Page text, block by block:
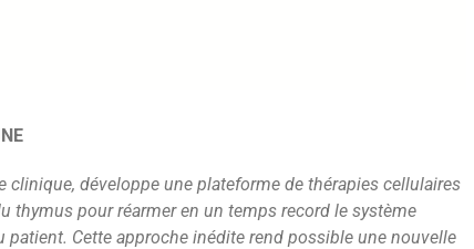
développe une plateforme de thérapies cellulaires
thymus pour réarmer en un temps record le système
Cette approche inédite rend possible une nouvelle